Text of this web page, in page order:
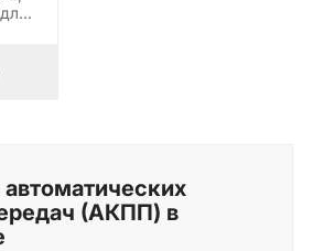
(АКПП) в